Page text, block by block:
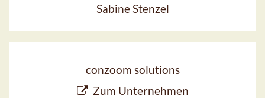
Sabine Stenzel
conzoom solutions
Zum Unternehmen